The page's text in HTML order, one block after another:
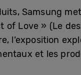
Samsung
Love » (Le
l’exposition
et les